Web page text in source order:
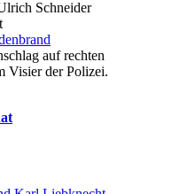
Schneider
auf rechten
Visier der Polizei.